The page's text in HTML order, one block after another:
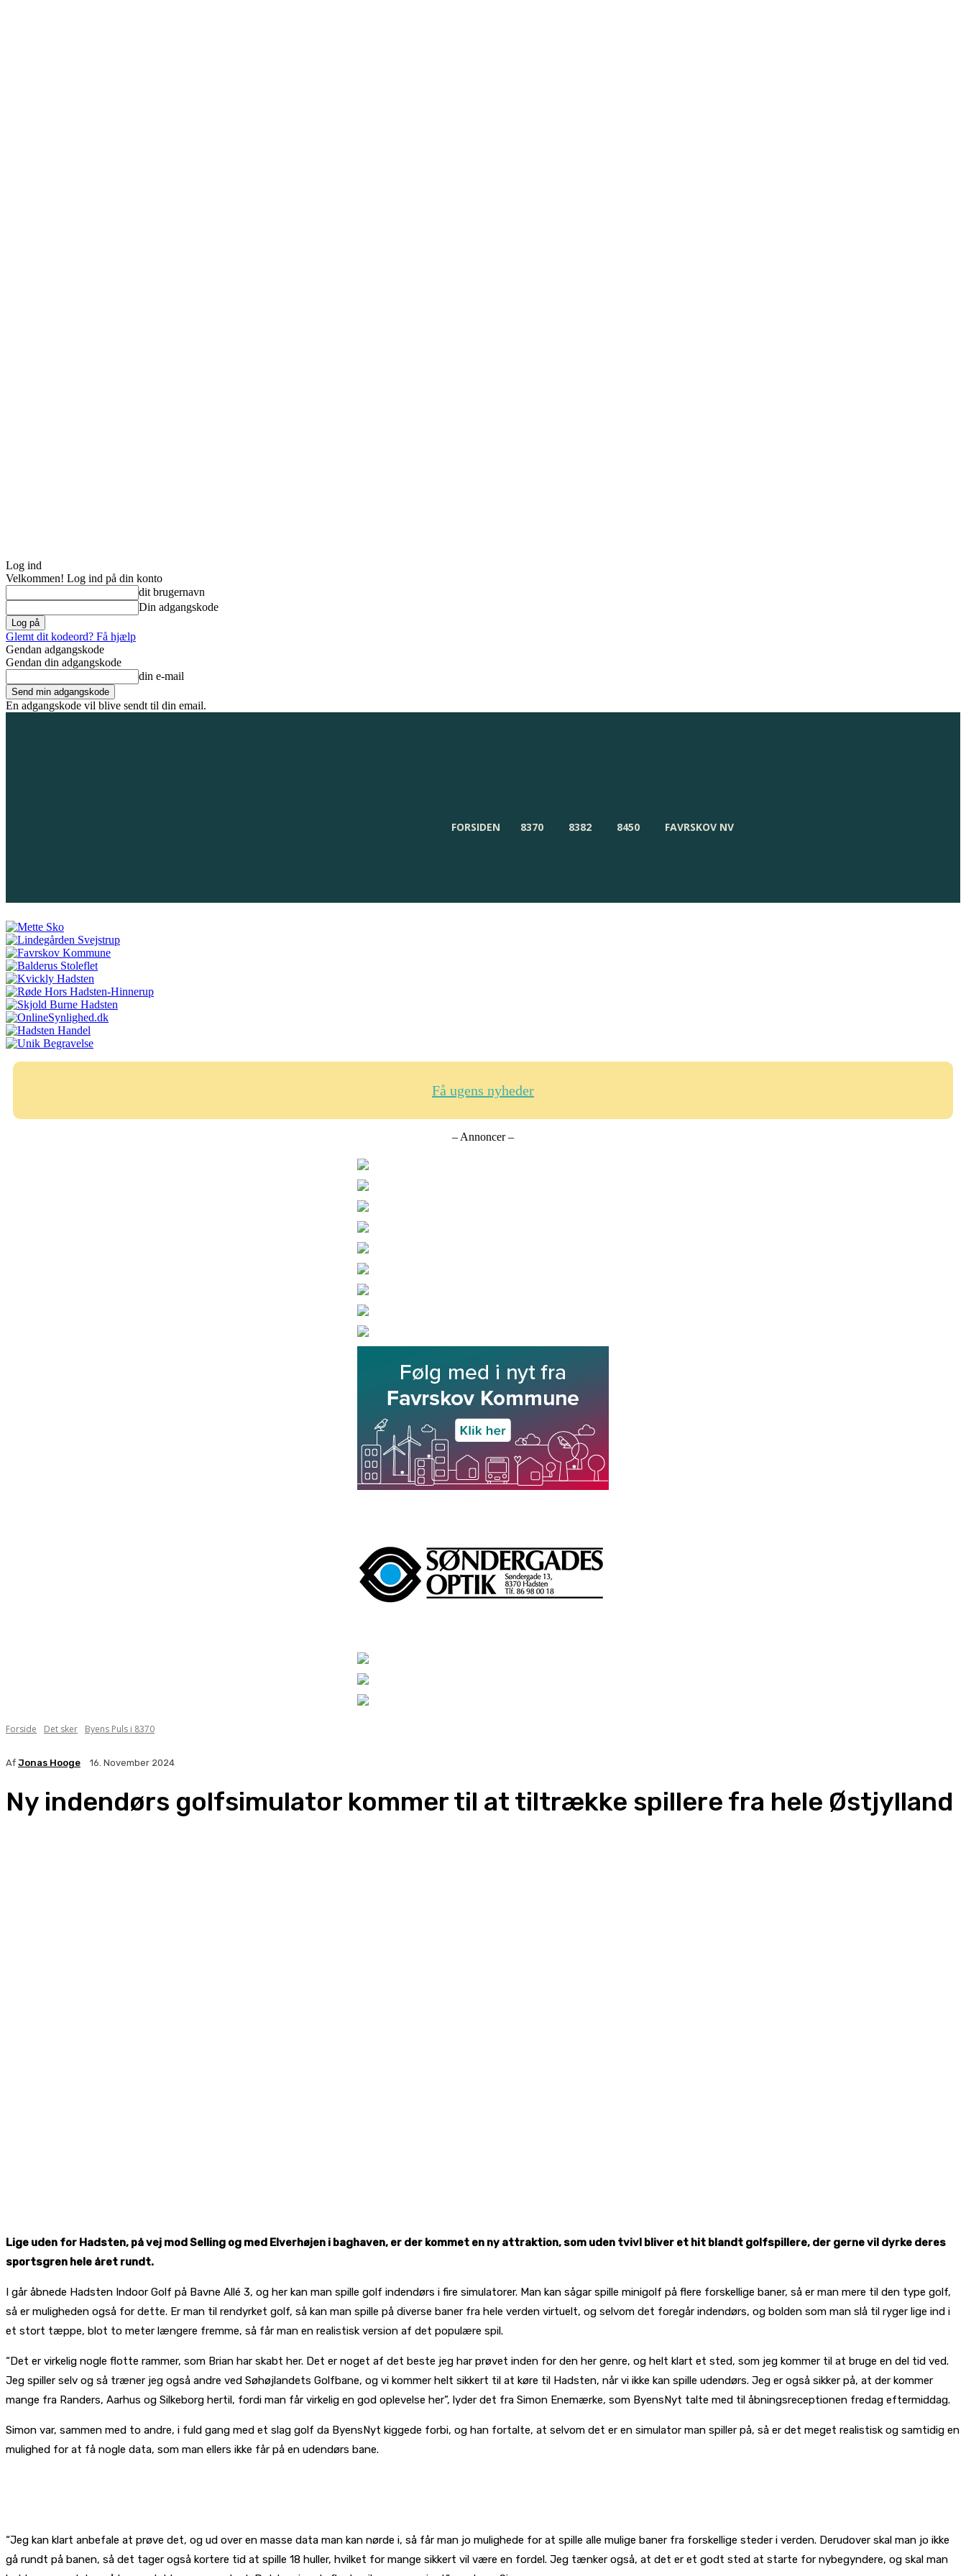
Log ind
Velkommen! Log ind på din konto
dit brugernavn
Din adgangskode
Glemt dit kodeord? Få hjælp
Gendan adgangskode
Gendan din adgangskode
din e-mail
En adgangskode vil blive sendt til din email.
FORSIDEN 8370 8382 8450 FAVRSKOV NV
Få ugens nyheder
– Annoncer –
Forside Det sker Byens Puls i 8370
Af Jonas Hooge 16. November 2024
Ny indendørs golfsimulator kommer til at tiltrække spillere fra hele Østjylland
Lige uden for Hadsten, på vej mod Selling og med Elverhøjen i baghaven, er der kommet en ny attraktion, som uden tvivl bliver et hit blandt golfspillere, der gerne vil dyrke deres
sportsgren hele året rundt.
I går åbnede Hadsten Indoor Golf på Bavne Allé 3, og her kan man spille golf indendørs i fire simulatorer. Man kan sågar spille minigolf på flere forskellige baner, så er man mere til den type golf,
så er muligheden også for dette. Er man til rendyrket golf, så kan man spille på diverse baner fra hele verden virtuelt, og selvom det foregår indendørs, og bolden som man slå til ryger lige ind i
et stort tæppe, blot to meter længere fremme, så får man en realistisk version af det populære spil.
“Det er virkelig nogle flotte rammer, som Brian har skabt her. Det er noget af det beste jeg har prøvet inden for den her genre, og helt klart et sted, som jeg kommer til at bruge en del tid ved.
Jeg spiller selv og så træner jeg også andre ved Søhøjlandets Golfbane, og vi kommer helt sikkert til at køre til Hadsten, når vi ikke kan spille udendørs. Jeg er også sikker på, at der kommer
mange fra Randers, Aarhus og Silkeborg hertil, fordi man får virkelig en god oplevelse her”, lyder det fra Simon Enemærke, som ByensNyt talte med til åbningsreceptionen fredag eftermiddag.
Simon var, sammen med to andre, i fuld gang med et slag golf da ByensNyt kiggede forbi, og han fortalte, at selvom det er en simulator man spiller på, så er det meget realistisk og samtidig en
mulighed for at få nogle data, som man ellers ikke får på en udendørs bane.
“Jeg kan klart anbefale at prøve det, og ud over en masse data man kan nørde i, så får man jo mulighede for at spille alle mulige baner fra forskellige steder i verden. Derudover skal man jo ikke
gå rundt på banen, så det tager også kortere tid at spille 18 huller, hvilket for mange sikkert vil være en fordel. Jeg tænker også, at det er et godt sted at starte for nybegyndere, og skal man